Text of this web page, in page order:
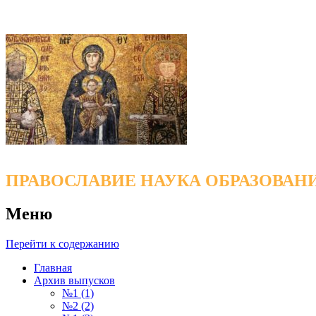
ПРАВОСЛАВИЕ НАУКА
Меню
Перейти к содержанию
Главная
Архив выпусков
№1 (1)
№2 (2)